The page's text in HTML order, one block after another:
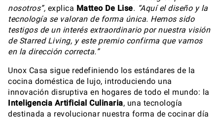
nosotros”, explica Matteo De Lise. “Aquí el diseño y la
tecnología se valoran de forma única. Hemos sido
testigos de un interés extraordinario por nuestra visión
de Starred Living, y este premio confirma que vamos
en la dirección correcta.”
Unox Casa sigue redefiniendo los estándares de la
cocina doméstica de lujo, introduciendo una
innovación disruptiva en hogares de todo el mundo: la
Inteligencia Artificial Culinaria, una tecnología
destinada a revolucionar nuestra forma de cocinar día